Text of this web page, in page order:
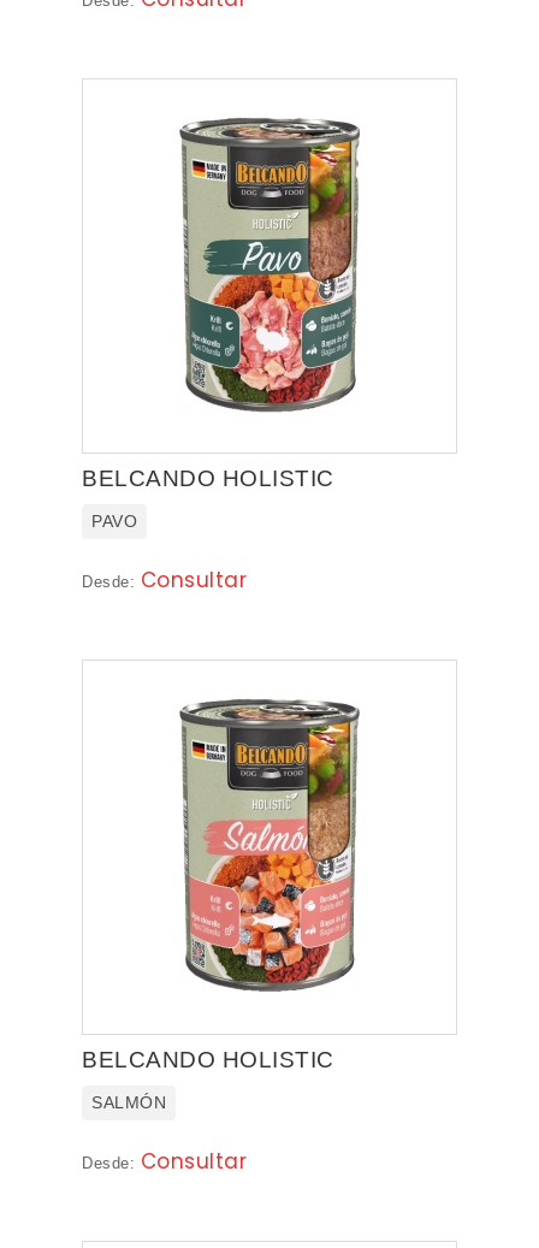
BELCANDO HOLISTIC
PAVO
Desde: Consultar
BELCANDO HOLISTIC
SALMÓN
Desde: Consultar